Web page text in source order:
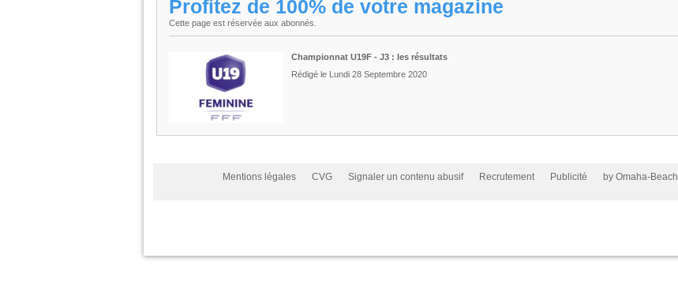
Profitez de 100% de votre magazine
Cette page est réservée aux abonnés.
Championnat U19F - J3 : les résultats
Rédigé le Lundi 28 Septembre 2020
Mentions légales CVG Signaler un contenu abusif Recrutement Publicité by Omaha-Beach